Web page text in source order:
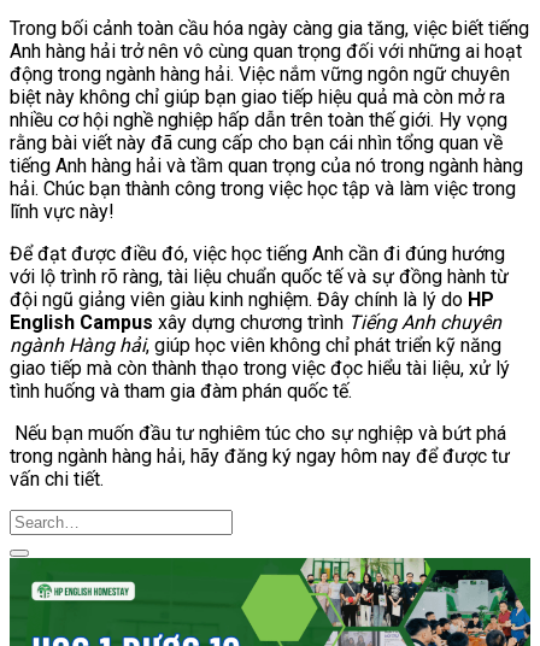
Trong bối cảnh toàn cầu hóa ngày càng gia tăng, việc biết tiếng
Anh hàng hải trở nên vô cùng quan trọng đối với những ai hoạt
động trong ngành hàng hải. Việc nắm vững ngôn ngữ chuyên
biệt này không chỉ giúp bạn giao tiếp hiệu quả mà còn mở ra
nhiều cơ hội nghề nghiệp hấp dẫn trên toàn thế giới. Hy vọng
rằng bài viết này đã cung cấp cho bạn cái nhìn tổng quan về
tiếng Anh hàng hải và tầm quan trọng của nó trong ngành hàng
hải. Chúc bạn thành công trong việc học tập và làm việc trong
lĩnh vực này!
Để đạt được điều đó, việc học tiếng Anh cần đi đúng hướng
với lộ trình rõ ràng, tài liệu chuẩn quốc tế và sự đồng hành từ
đội ngũ giảng viên giàu kinh nghiệm. Đây chính là lý do HP
English Campus xây dựng chương trình Tiếng Anh chuyên
ngành Hàng hải, giúp học viên không chỉ phát triển kỹ năng
giao tiếp mà còn thành thạo trong việc đọc hiểu tài liệu, xử lý
tình huống và tham gia đàm phán quốc tế.
Nếu bạn muốn đầu tư nghiêm túc cho sự nghiệp và bứt phá
trong ngành hàng hải, hãy đăng ký ngay hôm nay để được tư
vấn chi tiết.